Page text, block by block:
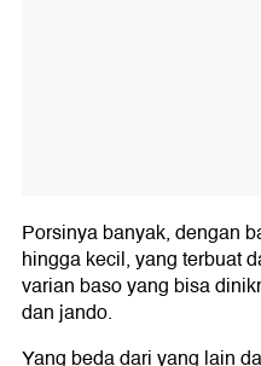
Porsinya banyak, dengan
hingga kecil, yang terbuat
varian baso yang bisa
dan jando.
Yang beda dari yang lain